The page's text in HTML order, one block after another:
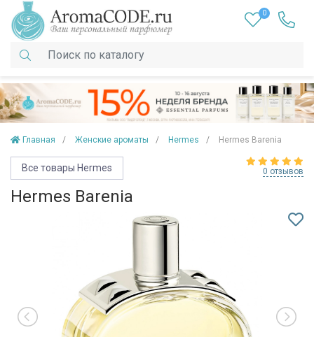
0
Главная Женские ароматы Hermes Hermes Barenia
Все товары Hermes 0 отзывов
Hermes Barenia